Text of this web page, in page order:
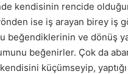
kendisinin rencide
ise iş arayan birey iş
beğendiklerinin ve dönüş
beğenirler. Çok da
küçümseyip,